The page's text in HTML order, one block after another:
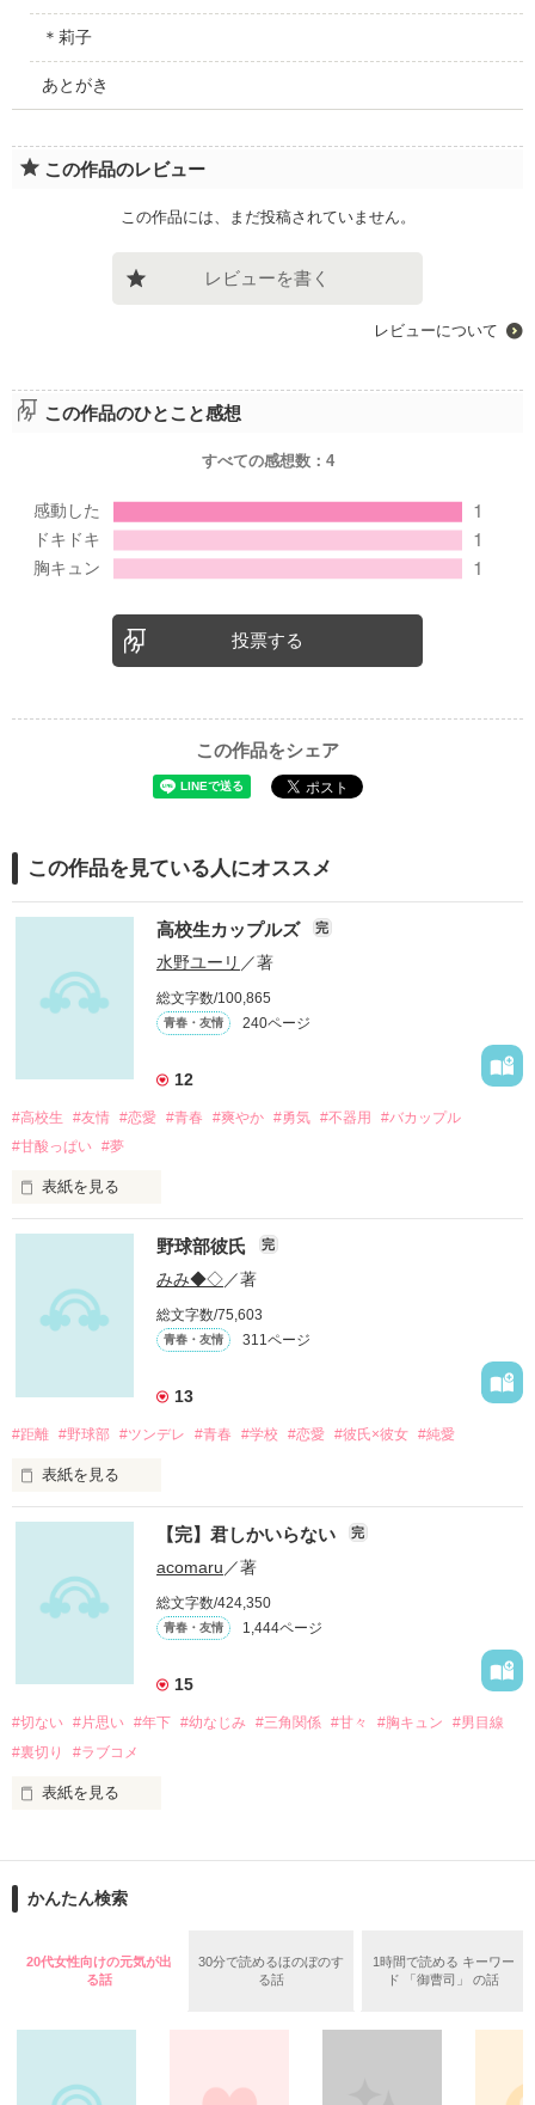
＊莉子
あとがき
この作品のレビュー
この作品には、まだ投稿されていません。
レビューを書く
レビューについて
この作品のひとこと感想
すべての感想数： 4
投票する
この作品をシェア
この作品を見ている人にオススメ
高校生カップルズ 完
水野ユーリ ／著
総文字数/100,865
青春・友情 240ページ
12
#高校生 #友情 #恋愛 #青春 #爽やか #勇気 #不器用
#バカップル
#甘酸っぱい #夢
表紙を見る
不機嫌でイライラしてばかりいた
太陽みたいなアイツの笑顔だった
※この物語はフィクションです。実在するものとは、一切関係
ありません。
野球部彼氏 完
みみ◆◇／著
総文字数/75,603
青春・友情 311ページ
13
#距離 #野球部 #ツンデレ #青春 #学校 #恋愛 #彼氏×彼女 #純愛
表紙を見る
フェンス越しに見ていた
夏なのに大きな声だして…………そんな貴方に一目惚れ
     クールビューティ
      素直になれない
【完】君しかいらない 完
acomaru／著
総文字数/424,350
青春・友情 1,444ページ
15
#切ない #片思い #年下 #幼なじみ #三角関係 #甘々 #胸キュン
#男目線
#裏切り
#ラブコメ
表紙を見る
かんたん検索
20代女性向けの元気が出
る話
30分で読めるほのぼのす
る話
1時間で読める キーワー
ド 「御曹司」 の話